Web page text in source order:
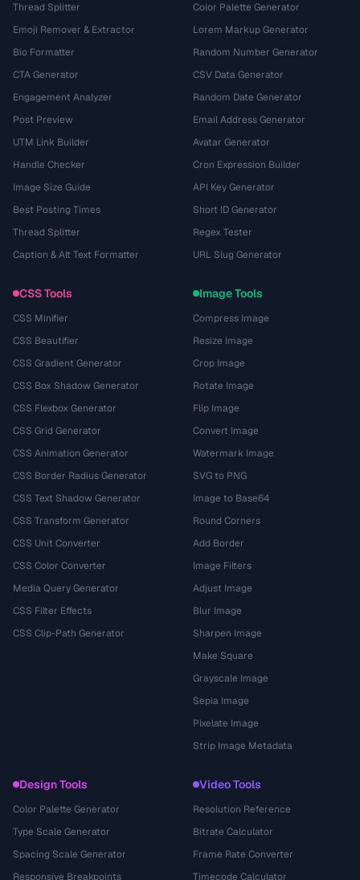
Thread Splitter
Emoji Remover & Extractor
Bio Formatter
CTA Generator
Engagement Analyzer
Post Preview
UTM Link Builder
Handle Checker
Image Size Guide
Best Posting Times
Thread Splitter
Caption & Alt Text Formatter
Color Palette Generator
Lorem Markup Generator
Random Number Generator
CSV Data Generator
Random Date Generator
Email Address Generator
Avatar Generator
Cron Expression Builder
API Key Generator
Short ID Generator
Regex Tester
URL Slug Generator
CSS Tools
CSS Minifier
CSS Beautifier
CSS Gradient Generator
CSS Box Shadow Generator
CSS Flexbox Generator
CSS Grid Generator
CSS Animation Generator
CSS Border Radius Generator
CSS Text Shadow Generator
CSS Transform Generator
CSS Unit Converter
CSS Color Converter
Media Query Generator
CSS Filter Effects
CSS Clip-Path Generator
Image Tools
Compress Image
Resize Image
Crop Image
Rotate Image
Flip Image
Convert Image
Watermark Image
SVG to PNG
Image to Base64
Round Corners
Add Border
Image Filters
Adjust Image
Blur Image
Sharpen Image
Make Square
Grayscale Image
Sepia Image
Pixelate Image
Strip Image Metadata
Design Tools
Color Palette Generator
Type Scale Generator
Spacing Scale Generator
Responsive Breakpoints
Video Tools
Resolution Reference
Bitrate Calculator
Frame Rate Converter
Timecode Calculator